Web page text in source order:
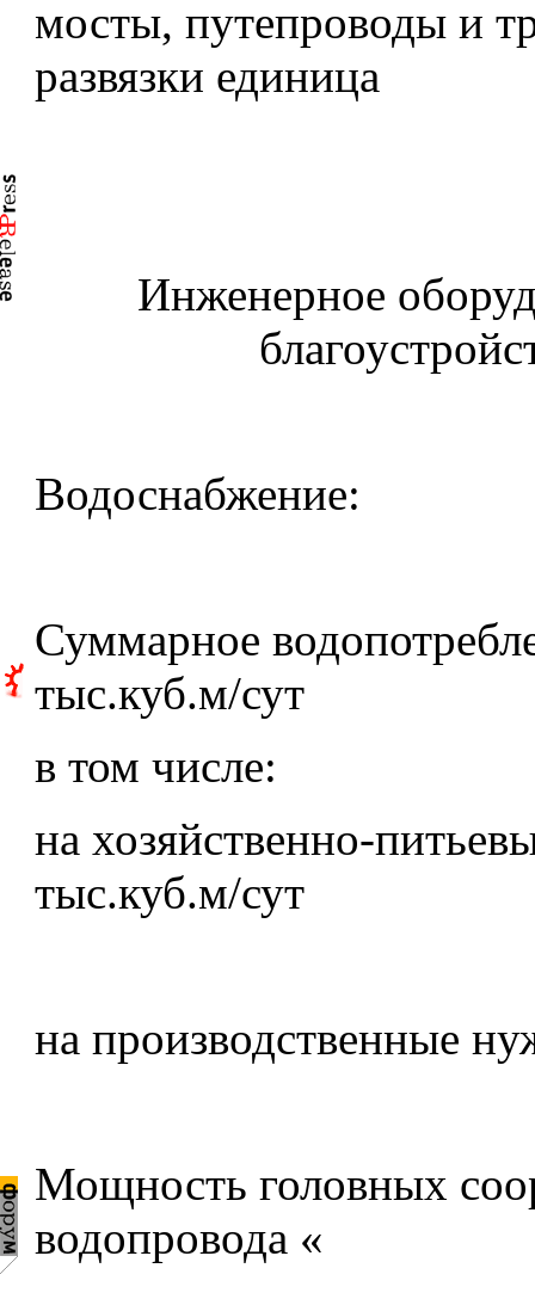
мосты, путепроводы и
развязки единица
Инженерное
Водоснабжение:
Суммарное
тыс.куб.м/сут
в том числе:
на хозяйственно-
тыс.куб.м/сут
на производственные
Мощность головных
водопровода «